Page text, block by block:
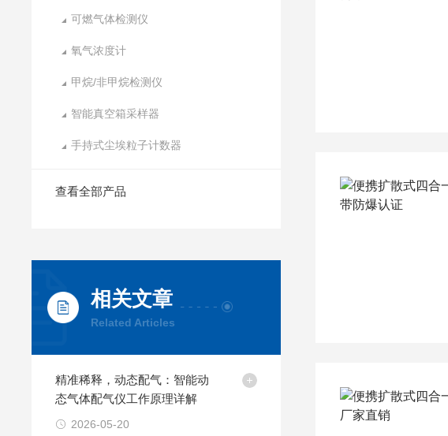
可燃气体检测仪
氧气浓度计
甲烷/非甲烷检测仪
智能真空箱采样器
手持式尘埃粒子计数器
查看全部产品
相关文章
Related Articles
精准稀释，动态配气：智能动
态气体配气仪工作原理详解
2026-05-20